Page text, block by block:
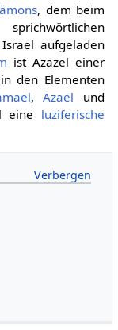
, dem beim
aufgeladen
ist Azazel einer
den Elementen
,Azael und
eine luziferische